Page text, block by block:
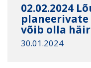
02.02.2024
võib olla
30.01.2024